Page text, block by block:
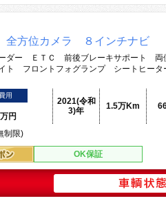
方位カメラ ８インチナビ
ダー ＥＴＣ 前後ブレーキサポート 両
ト フロントフォグランプ シートヒータ
用
万円
2021(令和
3)年
1.5万Km
制限)
OK保証